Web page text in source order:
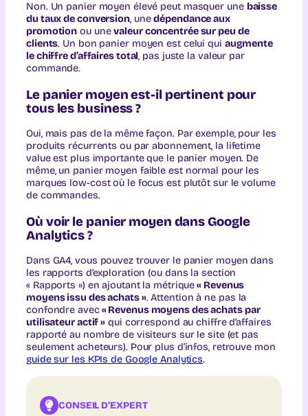
Non. Un panier moyen élevé peut masquer une baisse
du taux de conversion, unedépendance aux
promotion ou unevaleur concentrée sur peu de
clients. Un bon panier moyen est celui qui augmente
le chiffre d’affaires total, pas juste la valeur par
commande.
Le panier moyen est-il pertinent pour
tous les business ?
Oui, mais pas de la même façon. Par exemple, pour les
produits récurrents ou par abonnement, la lifetime
value est plus importante que le panier moyen. De
même, un panier moyen faible est normal pour les
marques low-cost où le focus est plutôt sur le volume
de commandes.
Où voir le panier moyen dans Google
Analytics ?
Dans GA4, vous pouvez trouver le panier moyen dans
les rapports d’exploration (ou dans la section
« Rapports ») en ajoutant la métrique« Revenus
moyens issu des achats ». Attention à ne pas la
confondre avec« Revenus moyens des achats par
utilisateur actif » qui correspond au chiffre d’affaires
rapporté au nombre de visiteurs sur le site (et pas
seulement acheteurs). Pour plus d’infos, retrouve mon
guide sur les KPIs de Google Analytics.
CONSEIL D’EXPERT